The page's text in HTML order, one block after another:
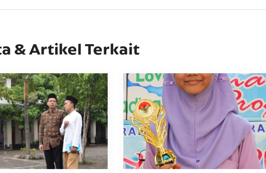
& Artikel Terkait